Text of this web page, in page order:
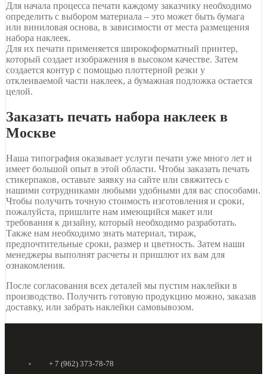
Для начала процесса печати каждому заказчику необходимо
определить с выбором материала – это может быть бумага
или виниловая основа, в зависимости от места размещения
набора наклеек.
Для их печати применяется широкоформатный принтер,
который создает изображения в высоком качестве. Затем
создается контур с помощью плоттерной резки у
отклеиваемой части наклеек, а бумажная подложка остается
целой.
Заказать печать набора наклеек в
Москве
Наша типография оказывает услуги печати уже много лет и
имеет большой опыт в этой области. Чтобы заказать печать
стикерпаков, оставьте заявку на сайте или свяжитесь с
нашими сотрудниками любыми удобными для вас способами.
Чтобы получить точную стоимость изготовления и сроки,
пожалуйста, пришлите нам имеющийся макет или
требования к дизайну, который необходимо разработать.
Также нам необходимо знать материал, тираж,
предпочтительные сроки, размер и цветность. Затем наши
менеджеры выполнят расчеты и пришлют их вам для
ознакомления.
После согласования всех деталей мы пустим наклейки в
производство. Получить готовую продукцию можно, заказав
доставку, или забрать наклейки самовывозом.
+ 7 (962) 373-78-78